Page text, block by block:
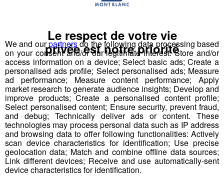
Inscription par téléphone toute la journée pour
participer aux 2 tirages au sort par jour à 8h45 et 17h45.
Appelez le standard au 04 50 58 24 09
Pour cette semaine on vous offre vos entrées pour vous
et la personne de votre choix pourWALIBI RHONE
ALPES!
Nathan est allé tester pour vousVerticalp Émosson,
dans la Vallée du Trient:
We and ourpartnersdo the following data processing based
on your consent and/or our legitimate interest: Store and/or
access information on a device; Select basic ads; Create a
personalised ads profile; Select personalised ads; Measure
ad performance; Measure content performance; Apply
market research to generate audience insights; Develop and
improve products; Create a personalised content profile;
Select personalised content; Ensure security, prevent fraud,
and debug; Technically deliver ads or content. These
technologies may process personal data such as IP address
and browsing data to offer following functionalities: Actively
scan device characteristics for identification; Use precise
geolocation data; Match and combine offline data sources;
Link different devices; Receive and use automatically-sent
device characteristics for identification.
Le respect de votre vie
privée est notre priorité